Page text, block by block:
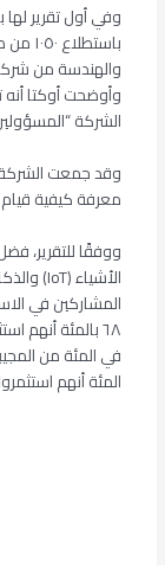
وفي أول تقرير
والهندسة من
وأوضحت أوكتا
الشركة
معرفة كيفية قيام
ووفقًا للتقرير،
المشاركين في
المئة أنهم